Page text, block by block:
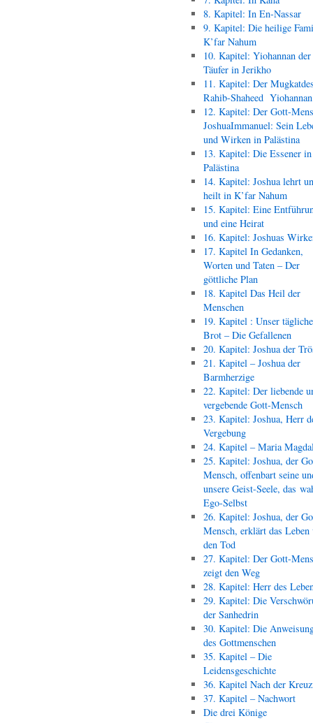
8. Kapitel: In En-Nassar
9. Kapitel: Die heilige
K’far Nahum
10. Kapitel: Yiohannan der
Täufer in Jerikho
11. Kapitel: Der
Rahib-Shaheed
12. Kapitel: Der Gott-
JoshuaImmanuel: Sein
und Wirken in Palästina
13. Kapitel: Die Essener in
Palästina
14. Kapitel: Joshua lehrt
heilt in K’far Nahum
15. Kapitel: Eine
und eine Heirat
16. Kapitel: Joshuas
17. Kapitel In Gedanken,
Worten und Taten – Der
göttliche Plan
18. Kapitel Das Heil der
Menschen
19. Kapitel : Unser
Brot – Die Gefallenen
20. Kapitel: Joshua der
21. Kapitel – Joshua der
Barmherzige
22. Kapitel: Der liebende
vergebende Gott-Mensch
23. Kapitel: Joshua, Herr
Vergebung
24. Kapitel – Maria
25. Kapitel: Joshua, der
Mensch, offenbart seine
unsere Geist-Seele, das
Ego-Selbst
26. Kapitel: Joshua, der
Mensch, erklärt das Leben
den Tod
27. Kapitel: Der Gott-
zeigt den Weg
28. Kapitel: Herr des
29. Kapitel: Die
der Sanhedrin
30. Kapitel: Die
des Gottmenschen
35. Kapitel – Die
Leidensgeschichte
36. Kapitel Nach der
37. Kapitel – Nachwort
Die drei Könige